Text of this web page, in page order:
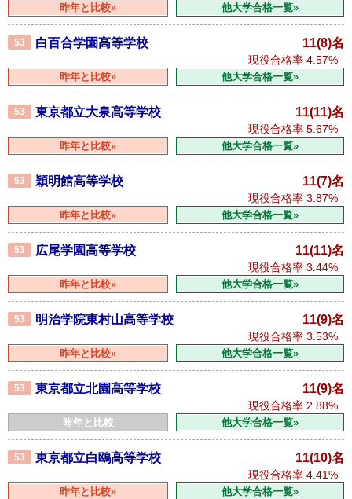
昨年と比較» 他大学合格一覧»
53 白百合学園高等学校 11(8)名
現役合格率 4.57%
昨年と比較» 他大学合格一覧»
53 東京都立大泉高等学校 11(11)名
現役合格率 5.67%
昨年と比較» 他大学合格一覧»
53 穎明館高等学校 11(7)名
現役合格率 3.87%
昨年と比較» 他大学合格一覧»
53 広尾学園高等学校 11(11)名
現役合格率 3.44%
昨年と比較» 他大学合格一覧»
53 明治学院東村山高等学校 11(9)名
現役合格率 3.53%
昨年と比較» 他大学合格一覧»
53 東京都立北園高等学校 11(9)名
現役合格率 2.88%
昨年と比較 他大学合格一覧»
53 東京都立白鴎高等学校 11(10)名
現役合格率 4.41%
昨年と比較» 他大学合格一覧»